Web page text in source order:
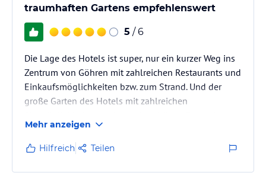
traumhaften Gartens empfehlenswert
5 / 6
Die Lage des Hotels ist super, nur ein kurzer Weg ins
Zentrum von Göhren mit zahlreichen Restaurants und
Einkaufsmöglichkeiten bzw. zum Strand. Und der
große Garten des Hotels mit zahlreichen
einfach ein Traum.
Negativ: Wenn ein Hotel SPA in seinem Namen führt,
erwarte ich Saunahandtücher und Bademantel auf
meinem Zimmer und nicht erst auf Nachfrage bzw.
Mehr anzeigen
Hilfreich Teilen